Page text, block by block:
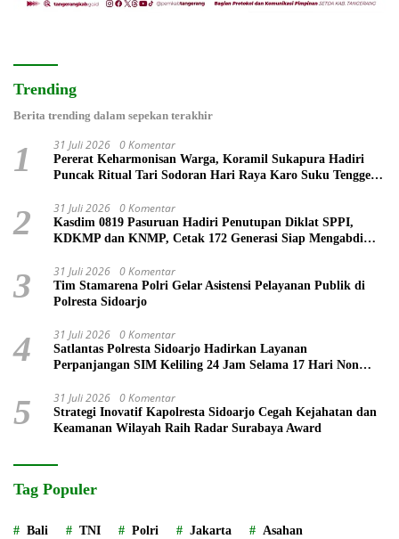
Trending
Berita trending dalam sepekan terakhir
1 31 Juli 2026 0 Komentar
Pererat Keharmonisan Warga, Koramil Sukapura Hadiri
Puncak Ritual Tari Sodoran Hari Raya Karo Suku Tengger
2 31 Juli 2026 0 Komentar
Kasdim 0819 Pasuruan Hadiri Penutupan Diklat SPPI,
KDKMP dan KNMP, Cetak 172 Generasi Siap Mengabdi
3 31 Juli 2026 0 Komentar
Tim Stamarena Polri Gelar Asistensi Pelayanan Publik di
Polresta Sidoarjo
4 31 Juli 2026 0 Komentar
Satlantas Polresta Sidoarjo Hadirkan Layanan
Perpanjangan SIM Keliling 24 Jam Selama 17 Hari Non
5 31 Juli 2026 0 Komentar
Strategi Inovatif Kapolresta Sidoarjo Cegah Kejahatan dan
Keamanan Wilayah Raih Radar Surabaya Award
Tag Populer
Bali TNI Polri Jakarta Asahan